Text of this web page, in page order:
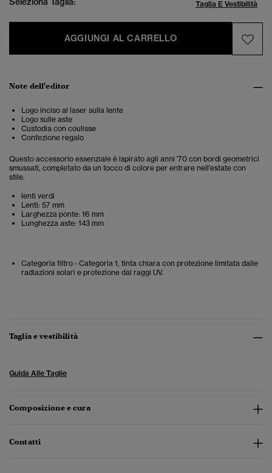
Taglia E Vestibilità
AGGIUNGI AL CARRELLO
Note dell'editor
Logo inciso al laser sulla lente
Logo sulle aste
Custodia con coulisse
Confezione regalo
Questo accessorio essenziale è ispirato agli anni '70 con bordi geometrici
smussati, completato da un tocco di colore per entrare nell'estate con
stile.
lenti verdi
Lenti: 57 mm
Larghezza ponte: 16 mm
Lunghezza aste: 143 mm
Categoria filtro - Categoria 1, tinta chiara con protezione limitata dalle
radiazioni solari e protezione dai raggi UV.
Taglia e vestibilità
Guida Alle Taglie
Composizione e cura
Contatti